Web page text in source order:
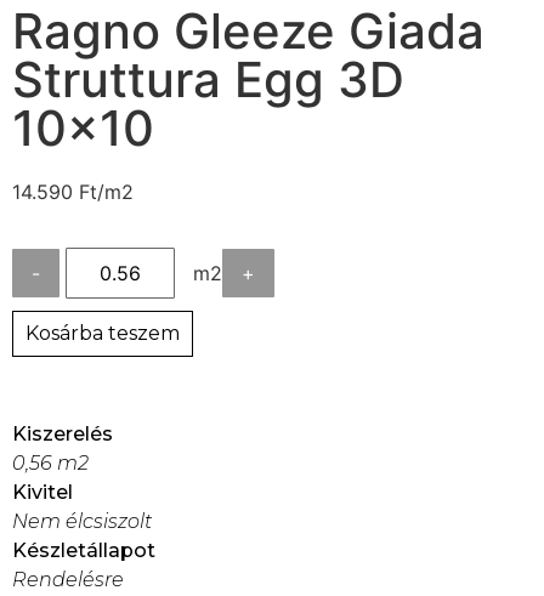
Ragno Gleeze Giada
Struttura Egg 3D
10×10
14.590 Ft/m2
- m2 +
Kosárba teszem
Kiszerelés
0,56 m2
Kivitel
Nem élcsiszolt
Készletállapot
Rendelésre